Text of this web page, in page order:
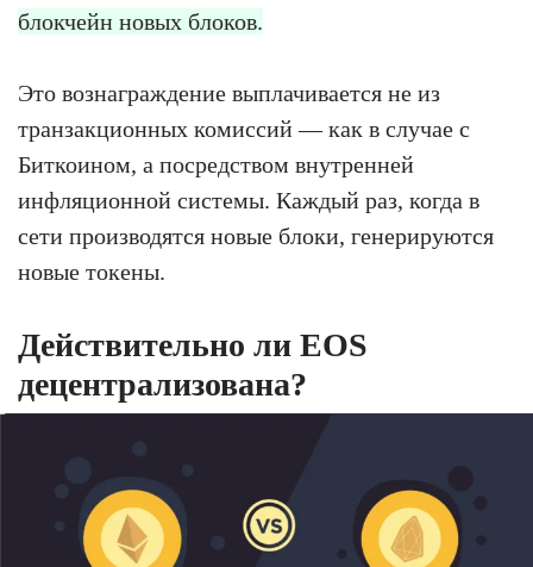
блокчейн новых блоков.
Это вознаграждение выплачивается не из
транзакционных комиссий — как в случае с
Биткоином, а посредством внутренней
инфляционной системы. Каждый раз, когда в
сети производятся новые блоки, генерируются
новые токены.
Действительно ли EOS
децентрализована?